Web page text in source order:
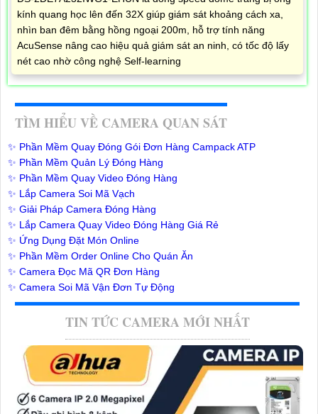
kính quang học lên đến 32X giúp giám sát khoảng cách xa,
nhìn ban đêm bằng hồng ngoại 200m, hỗ trợ tính năng
AcuSense nâng cao hiệu quả giám sát an ninh, có tốc độ lấy
nét cao nhờ công nghệ Self-learning
TÌM HIỂU VỀ CAMERA QUAN SÁT
✨ Phần Mềm Quay Đóng Gói Đơn Hàng Campack ATP
✨ Phần Mềm Quản Lý Đóng Hàng
✨ Phần Mềm Quay Video Đóng Hàng
✨ Lắp Camera Soi Mã Vạch
✨ Giải Pháp Camera Đóng Hàng
✨ Lắp Camera Quay Video Đóng Hàng Giá Rẻ
✨ Ứng Dụng Đặt Món Online
✨ Phần Mềm Order Online Cho Quán Ăn
✨ Camera Đọc Mã QR Đơn Hàng
✨ Camera Soi Mã Vận Đơn Tự Động
TIN TỨC CAMERA MỚI NHẤT